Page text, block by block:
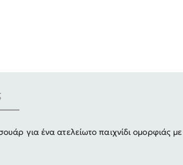
για ένα ατελείωτο παιχνίδι ομορφιάς με